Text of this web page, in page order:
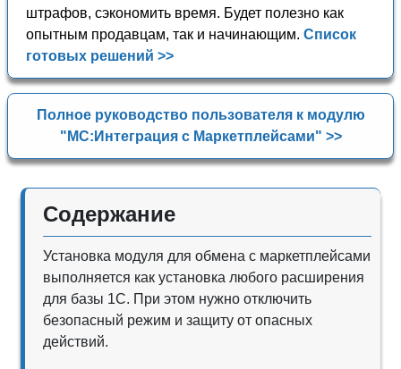
штрафов, сэкономить время. Будет полезно как
опытным продавцам, так и начинающим. Список
готовых решений >>
Полное руководство пользователя к модулю
"МС:Интеграция с Маркетплейсами" >>
Содержание
Установка модуля для обмена с маркетплейсами
выполняется как установка любого расширения
для базы 1С. При этом нужно отключить
безопасный режим и защиту от опасных
действий.